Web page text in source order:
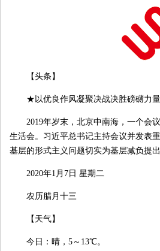
【头条】
★以优良作风凝聚决战决胜磅礴力量
2019年岁末，北京中南海，一个会议
生活会。习近平总书记主持会议并发表
基层的形式主义问题切实为基层减负提
2020年1月7日 星期二
农历腊月十三
【天气】
今日：晴，5～13℃。